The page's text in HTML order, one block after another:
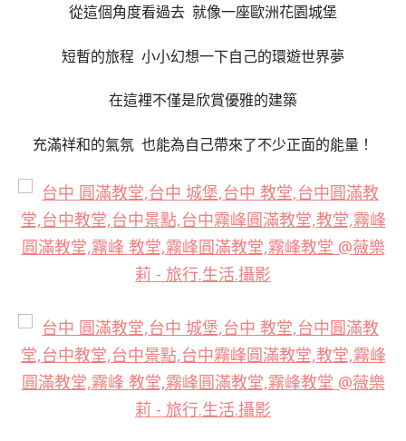
從這個角度看過去 就像一座歐洲花園城堡
短暫的旅程 小小幻想一下自己的環遊世界夢
在這裡不僅是欣賞優雅的建築
充滿祥和的氣氛 也能為自己帶來了不少正面的能量！